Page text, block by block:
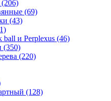
(206)
(69)
(43)
ball и Perplexus (46)
(350)
(220)
(128)